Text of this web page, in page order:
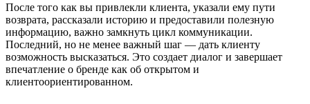
После того как вы привлекли клиента, указали ему пути
возврата, рассказали историю и предоставили полезную
информацию, важно замкнуть цикл коммуникации.
Последний, но не менее важный шаг — дать клиенту
возможность высказаться. Это создает диалог и завершает
впечатление о бренде как об открытом и
клиентоориентированном.